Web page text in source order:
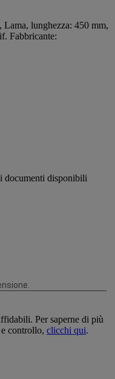
Lama, lunghezza: 450 mm,
Fabbricante:
documenti disponibili
Per saperne di più
controllo, clicchi qui.